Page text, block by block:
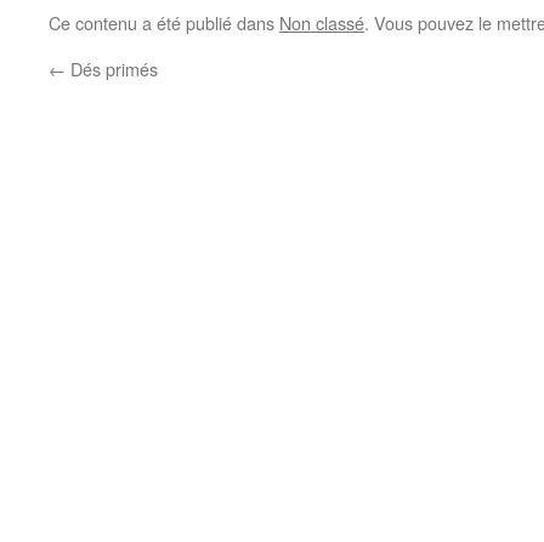
Ce contenu a été publié dans Non classé. Vous pouvez le
← Dés primés